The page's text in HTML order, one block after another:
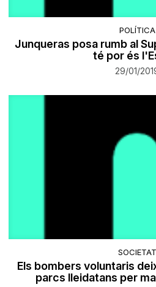
POLÍTICA
Junqueras posa rumb al
té por és
29/01/
SOCIETAT
Els bombers voluntaris
parcs lleidatans per